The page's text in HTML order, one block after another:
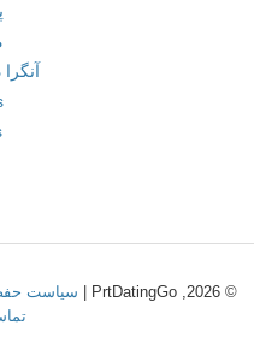
© 2026, PrtDatingGo | سیاست